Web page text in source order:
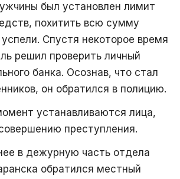
был установлен лимит
похитить всю сумму
Спустя некоторое время
решил проверить личный
банка. Осознав, что стал
он обратился в полицию.
устанавливаются лица,
преступления.
в дежурную часть отдела
обратился местный